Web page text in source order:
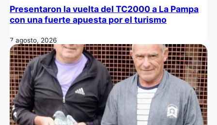
Presentaron la vuelta del TC2000 a La Pampa
con una fuerte apuesta por el turismo
7 agosto, 2026